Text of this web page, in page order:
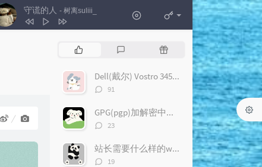
守谎的人 - 树离suliii_
银河快递
5 抓不住的时光 高小木蒙
I Only Miss You
Megan Moroney / Ed Sheeran
文
评
随
文Dell(戴尔) Vostro 3450 评测及试用感受
评
数：
91
GPG(pgp)加解密中文完整教程
评
数：
23
站长需要什么样的wordpress插件？
评
19